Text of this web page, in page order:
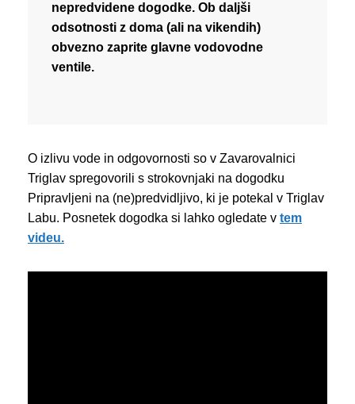
nepredvidene dogodke. Ob daljši
odsotnosti z doma (ali na vikendih)
obvezno zaprite glavne vodovodne
ventile.
O izlivu vode in odgovornosti so v Zavarovalnici
Triglav spregovorili s strokovnjaki na dogodku
Pripravljeni na (ne)predvidljivo, ki je potekal v Triglav
Labu. Posnetek dogodka si lahko ogledate v tem
videu.